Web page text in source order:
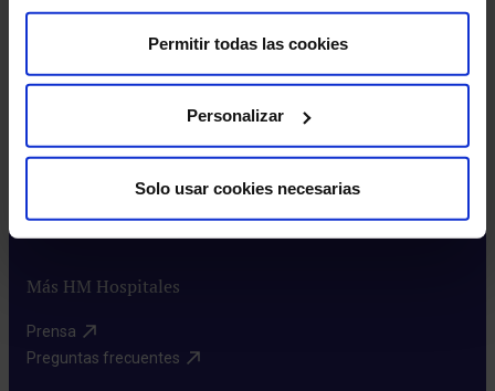
Permitir todas las cookies
Personalizar
Solo usar cookies necesarias
Sobre nosotros
Red HM Hospitales​
Instituto HM​
Intranet HM Hospitales​
Rincón del accionista​
Más HM Hospitales
Prensa​
Preguntas frecuentes​